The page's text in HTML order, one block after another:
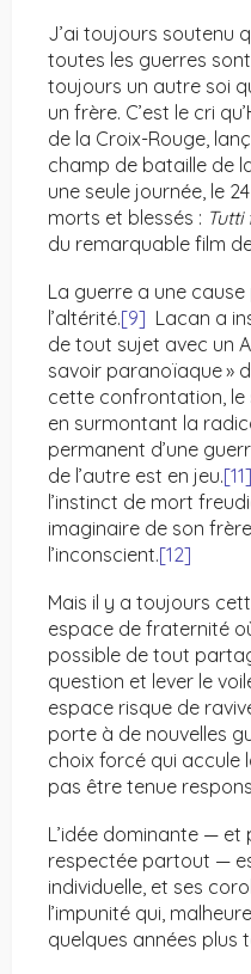
J’ai toujours soutenu
toutes les guerres
toujours un autre soi
un frère. C’est le cri
de la Croix-Rouge,
champ de bataille de
une seule journée, le
morts et blessés :
du remarquable film
La guerre a une
l’altérité.[9] Lacan a
de tout sujet avec un
savoir paranoïaque »
cette confrontation, le
en surmontant la
permanent d’une
de l’autre est en jeu.[11]
l’instinct de mort
imaginaire de son
l’inconscient.[12]
Mais il y a toujours
espace de fraternité
possible de tout
question et lever le
espace risque de
porte à de nouvelles
choix forcé qui accule
pas être tenue
L’idée dominante —
respectée partout —
individuelle, et ses
l’impunité qui,
quelques années plus